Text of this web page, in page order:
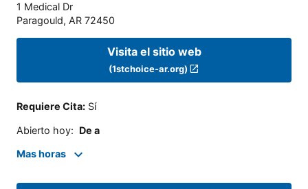
1 Medical Dr
Paragould, AR 72450
Visita el sitio web
(1stchoice-ar.org)
Requiere Cita: Sí
Abierto hoy: De a
Mas horas